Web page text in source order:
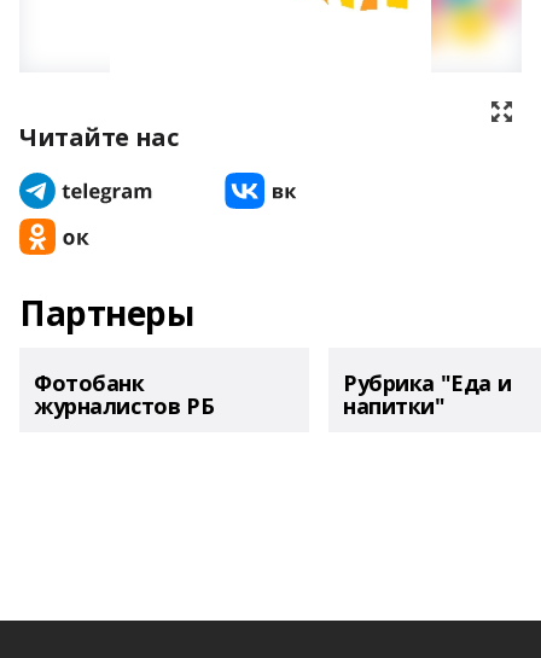
Читайте нас
Партнеры
Фотобанк
журналистов РБ
Рубрика "Еда и
напитки"